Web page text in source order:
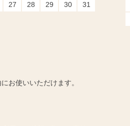
27 28 29 30 31
お使いいただけます。